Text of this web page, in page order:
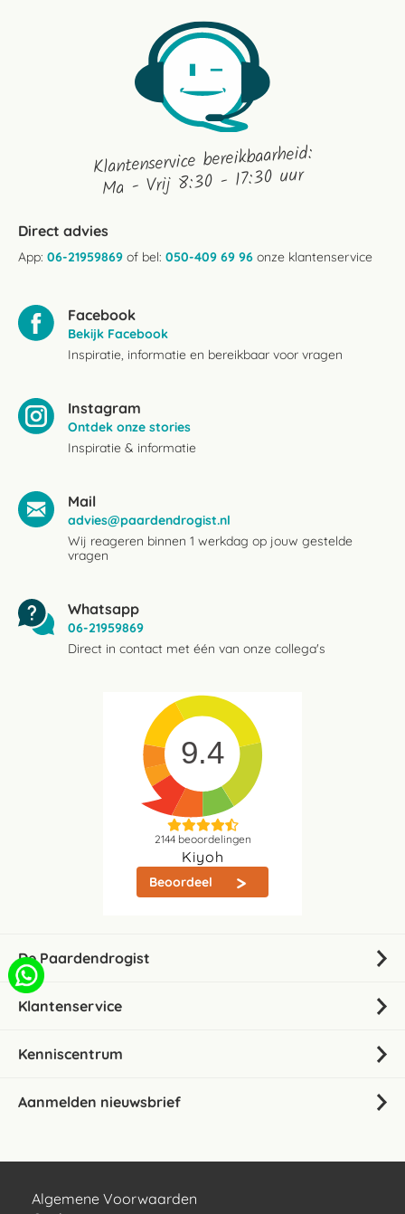
Klantenservice bereikbaarheid:
Ma - Vrij 8:30 - 17:30 uur
Direct advies
App: 06-21959869 of bel: 050-409 69 96 onze klantenservice
Facebook
Bekijk Facebook
Inspiratie, informatie en bereikbaar voor vragen
Instagram
Ontdek onze stories
Inspiratie & informatie
Mail
advies@paardendrogist.nl
Wij reageren binnen 1 werkdag op jouw gestelde
vragen
Whatsapp
06-21959869
Direct in contact met één van onze collega's
9.4
2144beoordelingen
Kiyoh
Beoordeel
De Paardendrogist
Klantenservice
Kenniscentrum
Aanmelden nieuwsbrief
Algemene Voorwaarden